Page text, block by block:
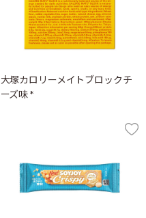
大塚カロリーメイトブロックチ
ーズ味 *